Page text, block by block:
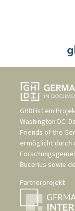
GHDI ist ein
Washington DC.
Friends of the
ermöglicht durch
Bucerius sowie
Partnerprojekt